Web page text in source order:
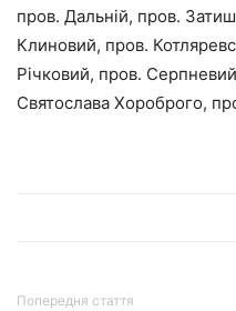
пров. Дальній, пров.
Клиновий, пров.
Річковий, пров.
Святослава Хороброго,
Попередня стаття